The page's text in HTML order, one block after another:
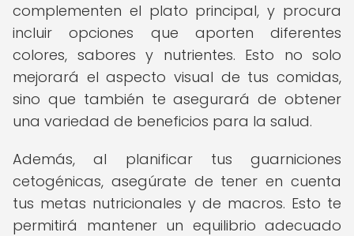
complementen el plato principal, y procura
incluir opciones que aporten diferentes
colores, sabores y nutrientes. Esto no solo
mejorará el aspecto visual de tus comidas,
sino que también te asegurará de obtener
una variedad de beneficios para la salud.
Además, al planificar tus guarniciones
cetogénicas, asegúrate de tener en cuenta
tus metas nutricionales y de macros. Esto te
permitirá mantener un equilibrio adecuado